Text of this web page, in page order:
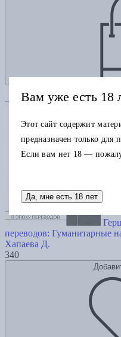
переводов: Гуманитарные
Хапаева Д.
340
Вам уже есть 18
Этот сайт содержит
предназначен только для
Если вам нет 18 —
Да, мне есть 18 лет